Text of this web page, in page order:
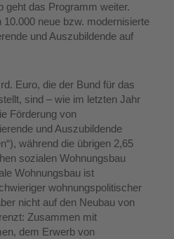
geht das Programm weiter.
neue bzw. modernisierte
und Auszubildende auf
Euro, die der Bund für das
sind – wie im letzten Jahr
Förderung von
und Auszubildende
während die übrigen 2,65
sozialen Wohnungsbau
Wohnungsbau ist
wohnungspolitischer
nicht auf den Neubau von
Zusammen mit
dem Erwerb von